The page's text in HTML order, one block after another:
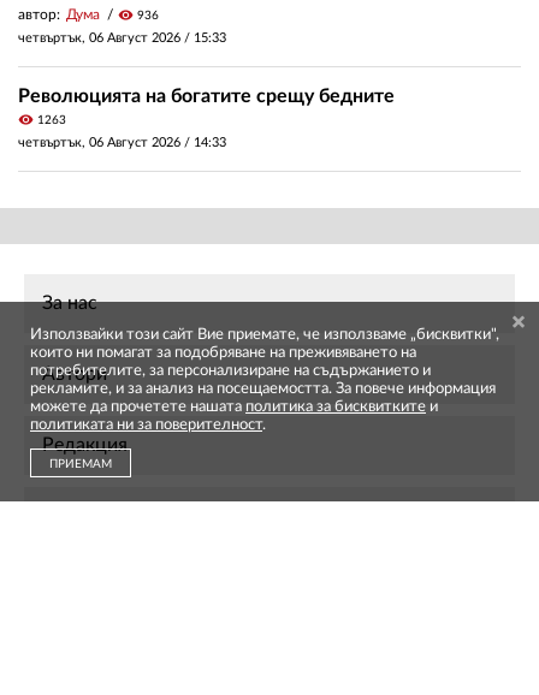
автор: Дума visibility 936
четвъртък, 06 Август 2026 / 15:33
Революцията на богатите срещу бедните
visibility 1263
четвъртък, 06 Август 2026 / 14:33
За нас
Автори
Редакция
Използвайки този сайт Вие приемате, че използваме „бисквитки",
които ни помагат за подобряване на преживяването на
потребителите, за персонализиране на съдържанието и
рекламите, и за анализ на посещаемостта. За повече информация
можете да прочетете нашата политика за бисквитките и
политиката ни за поверителност.
ПРИЕМАМ